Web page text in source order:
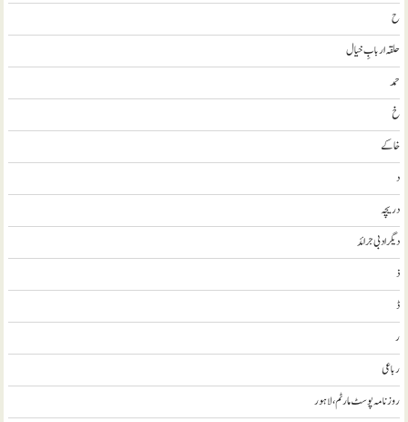
ح
حلقہ اربابِ خیال
حمد
خ
خاکے
د
دریچہ
ديگر ادبی جرائد
ذ
ڈ
ر
رباعی
روزنامہ پوسٹ مارٹم، لاہور